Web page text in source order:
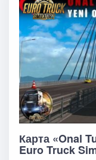
Карта «Onal
Euro Truck